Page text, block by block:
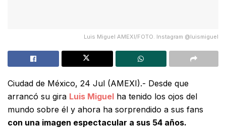
Luis Miguel AMEXI/FOTO. Instagram @luismiguel
Ciudad de México, 24 Jul (AMEXI).- Desde que
arrancó su gira Luis Miguel ha tenido los ojos del
mundo sobre él y ahora ha sorprendido a sus fans
con una imagen espectacular a sus 54 años.